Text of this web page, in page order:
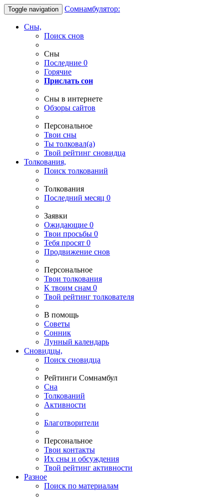
Toggle navigation Сомнамбулятор:
Сны,
Поиск снов
Сны
Последние 0
Горячие
Прислать сон
Сны в интернете
Обзоры сайтов
Персональное
Твои сны
Ты толковал(а)
Твой рейтинг сновидца
Толкования,
Поиск толкований
Толкования
Последний месяц 0
Заявки
Ожидающие 0
Твои просьбы 0
Тебя просят 0
Продвижение снов
Персональное
Твои толкования
К твоим снам 0
Твой рейтинг толкователя
В помощь
Советы
Сонник
Лунный календарь
Сновидцы,
Поиск сновидца
Рейтинги Сомнамбул
Сна
Толкований
Активности
Благотворители
Персональное
Твои контакты
Их сны и обсуждения
Твой рейтинг активности
Разное
Поиск по материалам